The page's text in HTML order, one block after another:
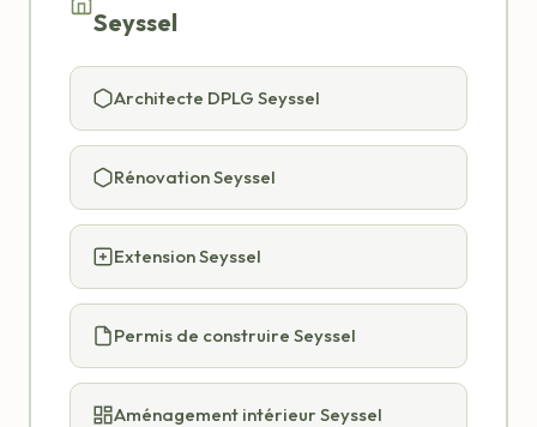
Seyssel
Architecte DPLG Seyssel
Rénovation Seyssel
Extension Seyssel
Permis de construire Seyssel
Aménagement intérieur Seyssel